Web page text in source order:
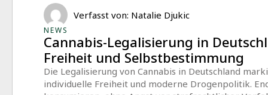
Verfasst von: Natalie Djukic
NEWS
Cannabis-Legalisierung in
Freiheit und Selbstbestimmung
Die Legalisierung von Cannabis in Deutschland
individuelle Freiheit und moderne Drogenpolitik.